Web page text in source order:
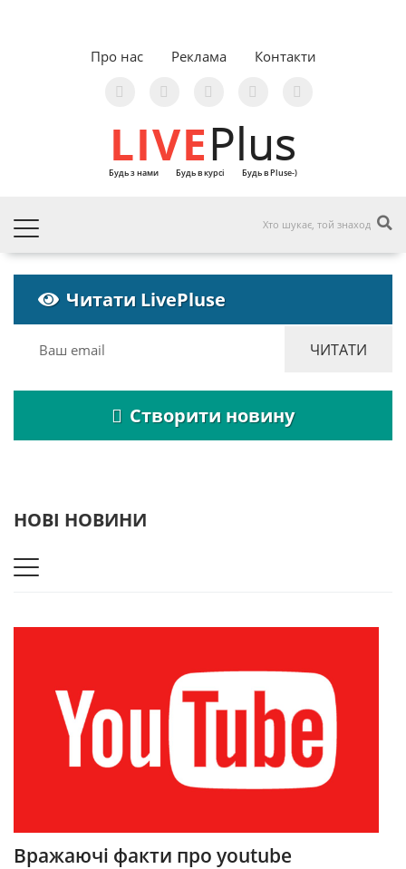
Про нас Реклама Контакти
LIVEPlus
Будь з нами Будь в курсі Будь в Pluse-)
Читати LivePluse
Створити новину
НОВІ НОВИНИ
Вражаючі факти про youtube